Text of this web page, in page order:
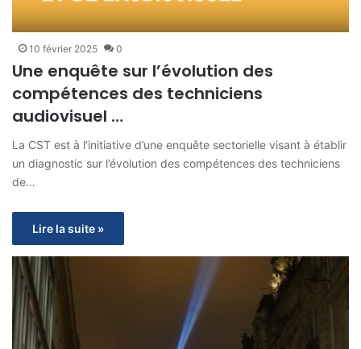
10 février 2025 0
Une enquête sur l’évolution des
compétences des techniciens
audiovisuel …
La CST est à l’initiative d’une enquête sectorielle visant à établir
un diagnostic sur l’évolution des compétences des techniciens
de…
Lire la suite »